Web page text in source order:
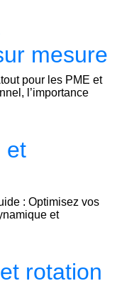
mesure
pour les PME et
l’importance
et
: Optimisez vos
et
rotation